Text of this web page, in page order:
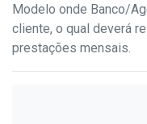
Modelo onde Banco/
cliente, o qual deverá
prestações mensais.